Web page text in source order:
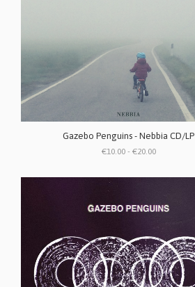
Gazebo Penguins - Nebbia CD/LP
€10.00 - €20.00